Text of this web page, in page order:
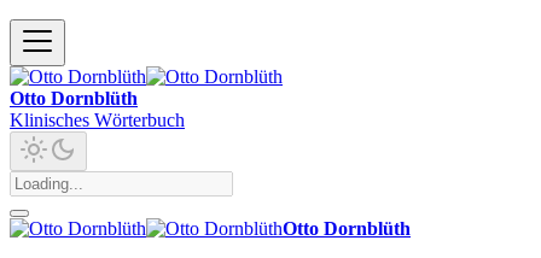
Otto Dornblüth
Klinisches Wörterbuch
Otto Dornblüth